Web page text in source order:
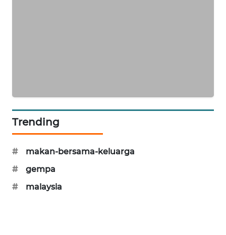
Trending
#
makan-bersama-keluarga
#
gempa
#
malaysia
FORJASIDA
TAMBANG
NEWS
SITUNGIR
NEWS